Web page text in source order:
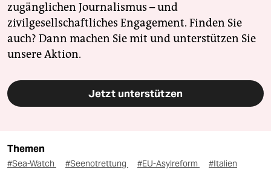
zugänglichen Journalismus – und
zivilgesellschaftliches Engagement. Finden Sie
auch? Dann machen Sie mit und unterstützen Sie
unsere Aktion.
Jetzt unterstützen
Themen
#Sea-Watch #Seenotrettung #EU-Asylreform #Italien